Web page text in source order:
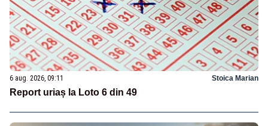
6 aug. 2026, 09:11 Stoica Marian
Report uriaș la Loto 6 din 49